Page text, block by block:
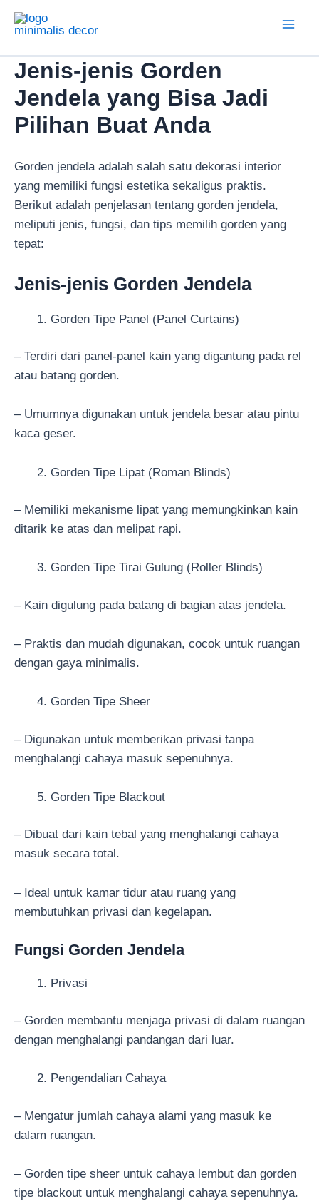
Lewati
Jenis-jenis Gorden
Jendela yang Bisa Jadi
Pilihan Buat Anda
Gorden jendela adalah salah satu dekorasi interior
yang memiliki fungsi estetika sekaligus praktis.
Berikut adalah penjelasan tentang gorden jendela,
meliputi jenis, fungsi, dan tips memilih gorden yang
tepat:
Jenis-jenis Gorden Jendela
Gorden Tipe Panel (Panel Curtains)
– Terdiri dari panel-panel kain yang digantung pada rel
atau batang gorden.
– Umumnya digunakan untuk jendela besar atau pintu
kaca geser.
Gorden Tipe Lipat (Roman Blinds)
– Memiliki mekanisme lipat yang memungkinkan kain
ditarik ke atas dan melipat rapi.
Gorden Tipe Tirai Gulung (Roller Blinds)
– Kain digulung pada batang di bagian atas jendela.
– Praktis dan mudah digunakan, cocok untuk ruangan
dengan gaya minimalis.
Gorden Tipe Sheer
– Digunakan untuk memberikan privasi tanpa
menghalangi cahaya masuk sepenuhnya.
Gorden Tipe Blackout
– Dibuat dari kain tebal yang menghalangi cahaya
masuk secara total.
– Ideal untuk kamar tidur atau ruang yang
membutuhkan privasi dan kegelapan.
Fungsi Gorden Jendela
Privasi
– Gorden membantu menjaga privasi di dalam ruangan
dengan menghalangi pandangan dari luar.
Pengendalian Cahaya
– Mengatur jumlah cahaya alami yang masuk ke
dalam ruangan.
– Gorden tipe sheer untuk cahaya lembut dan gorden
tipe blackout untuk menghalangi cahaya sepenuhnya.